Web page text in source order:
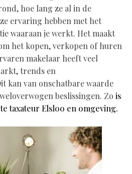
hoe lang ze al in de
ervaring hebben met het
waaraan je werkt. Het maakt
het kopen, verkopen of huren
makelaar heeft veel
trends en
kan van onschatbare waarde
beslissingen. Zo is
taxateur Elsloo en omgeving.